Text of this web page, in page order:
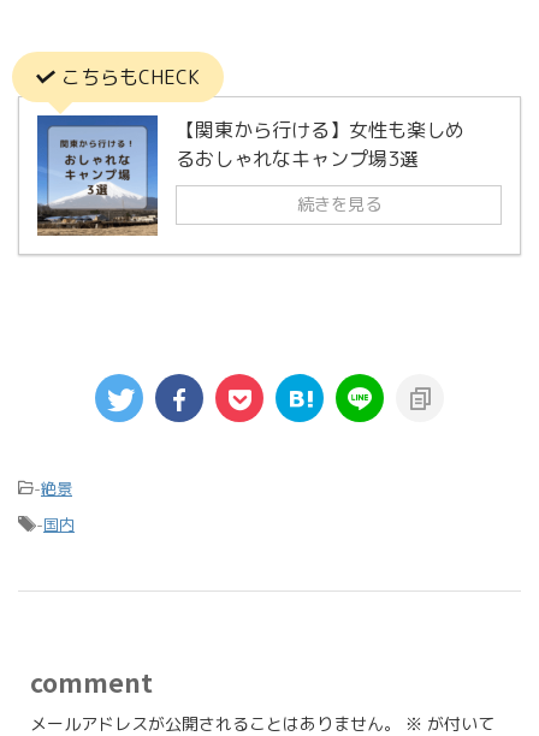
こちらもCHECK
【関東から行ける】女性も楽しめ
るおしゃれなキャンプ場3選
続きを見る
-絶景
-国内
comment
メールアドレスが公開されることはありません。 ※ が付いて